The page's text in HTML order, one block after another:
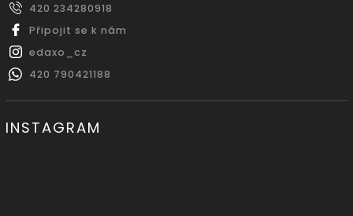
420 234280918
Připojit se k nám
edaxo_cz
420 790421188
INSTAGRAM